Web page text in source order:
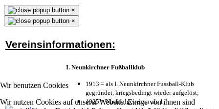
Wir benutzen Cookies
Wir nutzen Cookies auf unserer Website. Einige von ihnen sind
×
×
Vereinsinformationen:
I. Neunkirchner Fußballklub
1913 = als I. Neunkirchner Fussball-Klub
gegründet, kriegsbedingt wieder aufgelöst;
1925 = Nachfolgeverein als 1.